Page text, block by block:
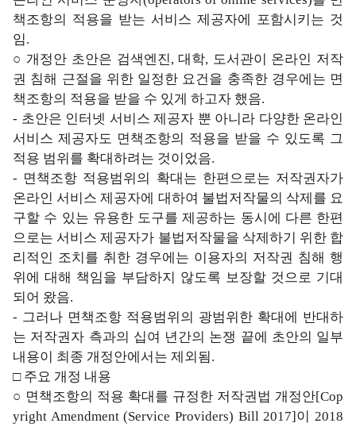
책조항의 적용을 받는 서비스 제공자에 포함시키는 것
임.
○ 개정안 초안은 검색엔진, 대학, 도서관이 온라인 저작
권 침해 근절을 위한 일정한 요건을 충족한 경우에는 면
책조항의 적용을 받을 수 있게 하고자 했음.
- 초안은 인터넷 서비스 제공자 뿐 아니라 다양한 온라인
서비스 제공자도 면책조항의 적용을 받을 수 있도록 그
적용 범위를 확대하려는 것이었음.
- 면책조항 적용범위의 확대는 한편으로는 저작권자가
온라인 서비스 제공자에 대하여 불법저작물의 삭제를 요
구할 수 있는 유용한 도구를 제공하는 동시에 다른 한편
으로는 서비스 제공자가 불법저작물을 삭제하기 위한 합
리적인 조치를 취한 경우에는 이용자의 저작권 침해 행
위에 대해 책임을 부담하지 않도록 보장할 것으로 기대
되어 왔음.
- 그러나 면책조항 적용범위의 광범위한 확대에 반대하
는 저작권자 측과의 십여 년간의 논쟁 끝에 초안의 일부
내용이 최종 개정안에서는 제외됨.
□ 주요 개정 내용
○ 면책조항의 적용 확대를 규정한 저작권법 개정안[Cop
yright Amendment (Service Providers) Bill 2017]이 2018